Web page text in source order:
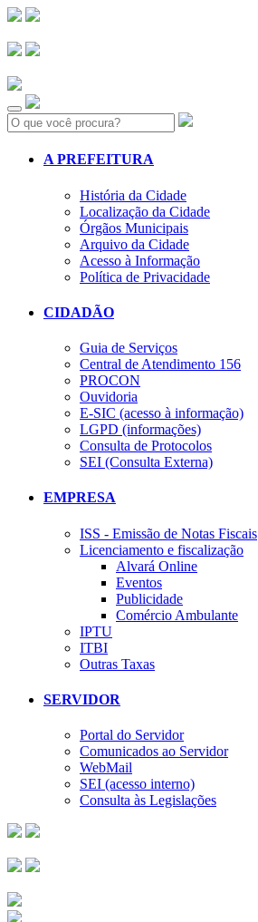
Search:
A PREFEITURA
História da Cidade
Localização da Cidade
Órgãos Municipais
Arquivo da Cidade
Acesso à Informação
Política de Privacidade
CIDADÃO
Guia de Serviços
Central de Atendimento 156
PROCON
Ouvidoria
E-SIC (acesso à informação)
LGPD (informações)
Consulta de Protocolos
SEI (Consulta Externa)
EMPRESA
ISS - Emissão de Notas Fiscais
Licenciamento e fiscalização
Alvará Online
Eventos
Publicidade
Comércio Ambulante
IPTU
ITBI
Outras Taxas
SERVIDOR
Portal do Servidor
Comunicados ao Servidor
WebMail
SEI (acesso interno)
Consulta às Legislações